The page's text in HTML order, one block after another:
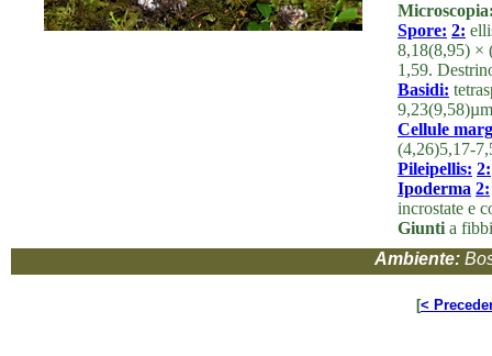
Spore: 2:
8,18(8,95) ×
1,59.
Basidi:
Cellule
(4,26)5,17-
Pileipellis: 2:
Ipoderma 2:
incrostate e
Giunti a
Ambiente:
[<